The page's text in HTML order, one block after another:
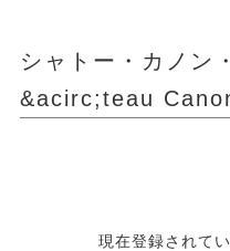
シャトー・カノン
&acirc;teau
現在登録されて